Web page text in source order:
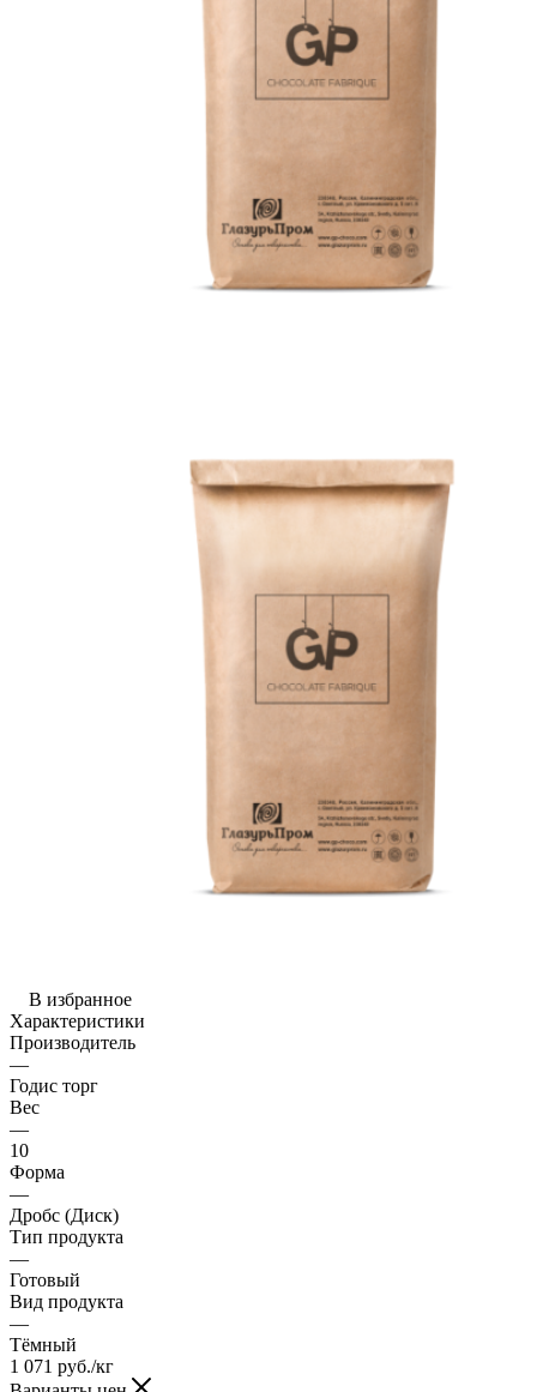
В избранное
Характеристики
Производитель
—
Годис торг
Вес
—
10
Форма
—
Дробс (Диск)
Тип продукта
—
Готовый
Вид продукта
—
Тёмный
1 071 руб./кг